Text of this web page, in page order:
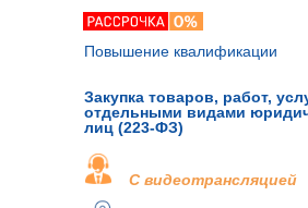
Закупка товаров, работ,
отдельными видами
лиц (223-ФЗ)
Повышение квалификации
С видеотрансляцией